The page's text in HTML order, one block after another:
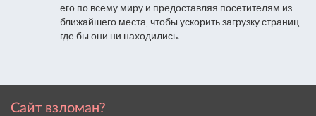
его по всему миру и предоставляя посетителям из
ближайшего места, чтобы ускорить загрузку страниц,
где бы они ни находились.
Сайт взломан?